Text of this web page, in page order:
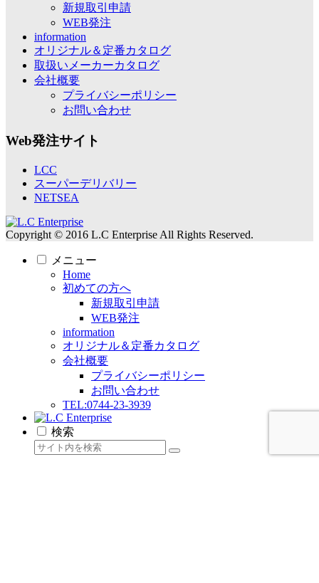
新規取引申請
WEB発注
information
オリジナル＆定番カタログ
取扱いメーカーカタログ
会社概要
プライバシーポリシー
お問い合わせ
Web発注サイト
LCC
スーパーデリバリー
NETSEA
Copyright © 2016 L.C Enterprise All Rights Reserved.
メニュー
Home
初めての方へ
新規取引申請
WEB発注
information
オリジナル＆定番カタログ
会社概要
プライバシーポリシー
お問い合わせ
TEL:0744-23-3939
検索